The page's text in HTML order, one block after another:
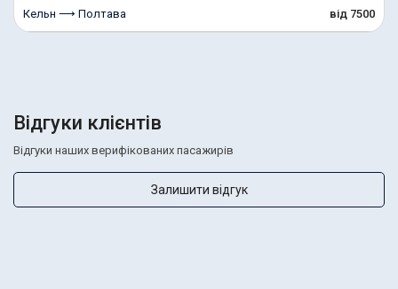
Кельн ⟶ Полтава від 7500
Відгуки клієнтів
Відгуки наших верифікованих пасажирів
Залишити відгук